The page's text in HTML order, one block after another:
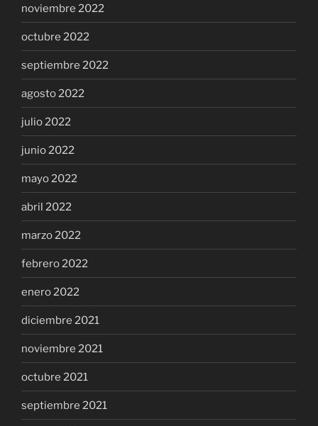
noviembre 2022
octubre 2022
septiembre 2022
agosto 2022
julio 2022
junio 2022
mayo 2022
abril 2022
marzo 2022
febrero 2022
enero 2022
diciembre 2021
noviembre 2021
octubre 2021
septiembre 2021